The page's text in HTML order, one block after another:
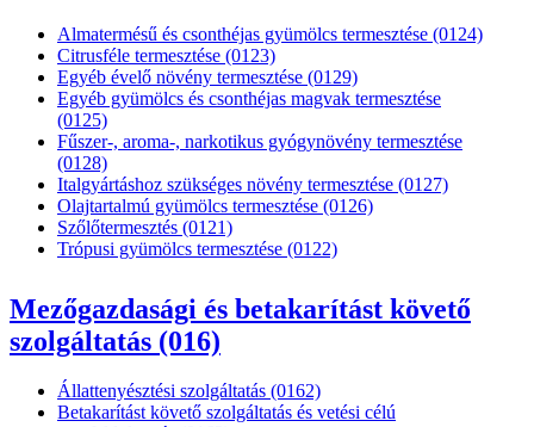
Almatermésű és csonthéjas gyümölcs termesztése (0124)
Citrusféle termesztése (0123)
Egyéb évelő növény termesztése (0129)
Egyéb gyümölcs és csonthéjas magvak termesztése
(0125)
Fűszer-, aroma-, narkotikus gyógynövény termesztése
(0128)
Italgyártáshoz szükséges növény termesztése (0127)
Olajtartalmú gyümölcs termesztése (0126)
Szőlőtermesztés (0121)
Trópusi gyümölcs termesztése (0122)
Mezőgazdasági és betakarítást követő
szolgáltatás (016)
Állattenyésztési szolgáltatás (0162)
Betakarítást követő szolgáltatás és vetési célú